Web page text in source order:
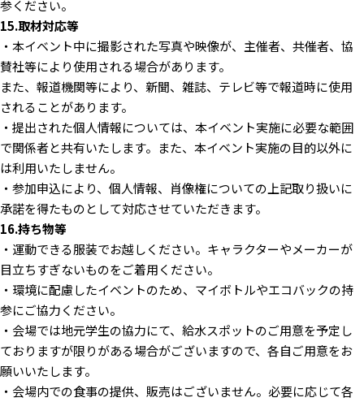
参ください。
15.取材対応等
・本イベント中に撮影された写真や映像が、主催者、共催者、協
賛社等により使用される場合があります。
また、報道機関等により、新聞、雑誌、テレビ等で報道時に使用
されることがあります。
・提出された個人情報については、本イベント実施に必要な範囲
で関係者と共有いたします。また、本イベント実施の目的以外に
は利用いたしません。
・参加申込により、個人情報、肖像権についての上記取り扱いに
承諾を得たものとして対応させていただきます。
16.持ち物等
・運動できる服装でお越しください。キャラクターやメーカーが
目立ちすぎないものをご着用ください。
・環境に配慮したイベントのため、マイボトルやエコバックの持
参にご協力ください。
・会場では地元学生の協力にて、給水スポットのご用意を予定し
ておりますが限りがある場合がございますので、各自ご用意をお
願いいたします。
・会場内での食事の提供、販売はございません。必要に応じて各